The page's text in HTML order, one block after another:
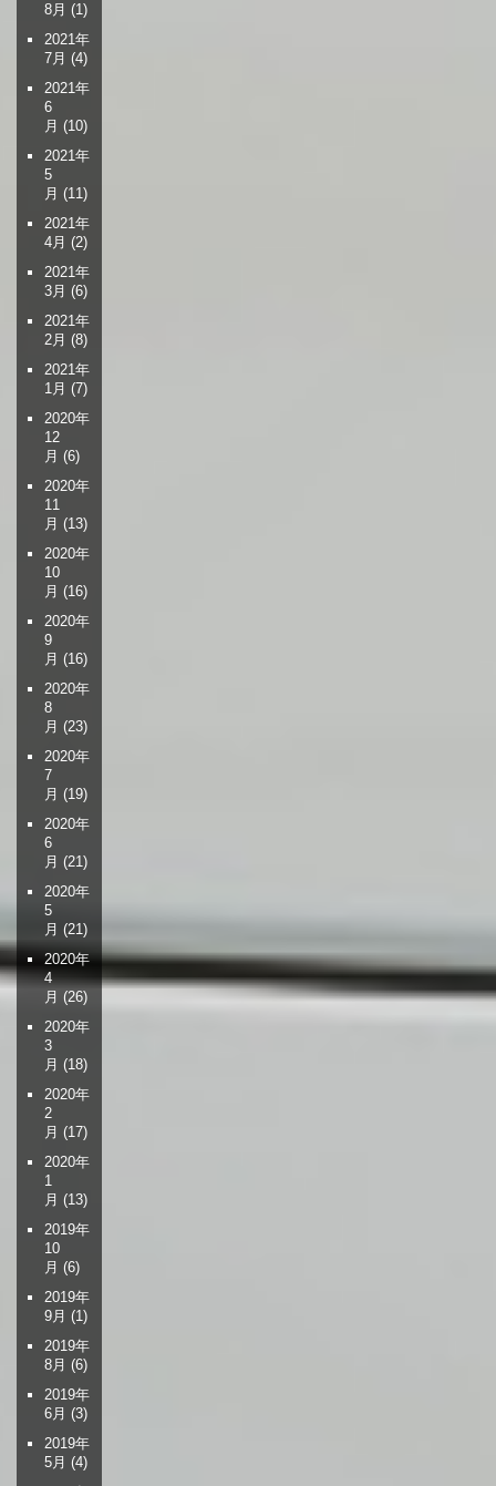
8月 (1)
2021年
7月 (4)
2021年
6
月 (10)
2021年
5
月 (11)
2021年
4月 (2)
2021年
3月 (6)
2021年
2月 (8)
2021年
1月 (7)
2020年
12
月 (6)
2020年
11
月 (13)
2020年
10
月 (16)
2020年
9
月 (16)
2020年
8
月 (23)
2020年
7
月 (19)
2020年
6
月 (21)
2020年
5
月 (21)
2020年
4
月 (26)
2020年
3
月 (18)
2020年
2
月 (17)
2020年
1
月 (13)
2019年
10
月 (6)
2019年
9月 (1)
2019年
8月 (6)
2019年
6月 (3)
2019年
5月 (4)